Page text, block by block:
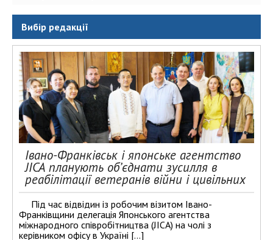
Вибір редакції
Івано-Франківськ і японське агентство
JICA планують об’єднати зусилля в
реабілітації ветеранів війни і цивільних
Під час відвідин із робочим візитом Івано-
Франківщини делегація Японського агентства
міжнародного співробітництва (JICA) на чолі з
керівником офісу в Україні […]